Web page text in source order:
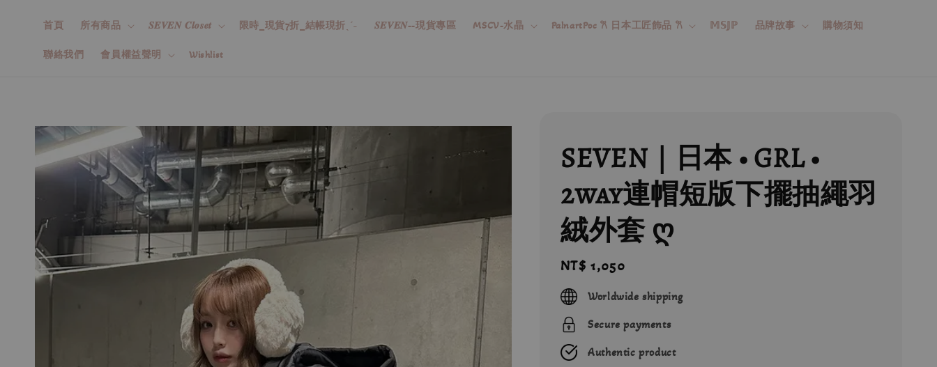
首頁 所有商品 𝑺𝑬𝑽𝑬𝑵 𝑪𝒍𝒐𝒔𝒆𝒕 限時_現貨7折_結帳現折ˎˊ˗ 𝑺𝑬𝑽𝑬𝑵--現貨專區 MSCV-水晶 PalnartPoc 𐙚 日本工匠飾品 𐙚 𝕄𝕊𝕁ℙ 品牌故事 購物須知
聯絡我們 會員權益聲明 Wishlist
SEVEN｜日本 • GRL •
2way連帽短版下擺抽繩羽
絨外套 ღ
Regular
price
NT$ 1,050
Worldwide shipping
Secure payments
Authentic product